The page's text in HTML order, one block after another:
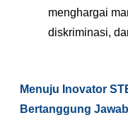
menghargai
diskriminasi,
Menuju Inovator
Bertanggung Jawab